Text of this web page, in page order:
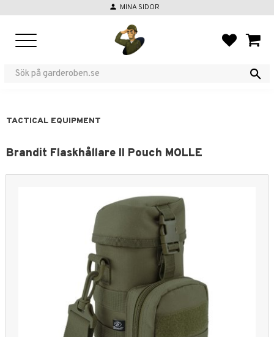
person MINA SIDOR
TACTICAL EQUIPMENT
Brandit Flaskhållare II Pouch MOLLE